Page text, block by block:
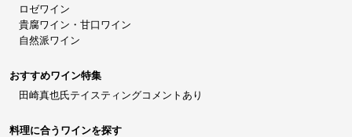
ロゼワイン
貴腐ワイン・甘口ワイン
自然派ワイン
おすすめワイン特集
田崎真也氏テイスティングコメントあり
料理に合うワインを探す